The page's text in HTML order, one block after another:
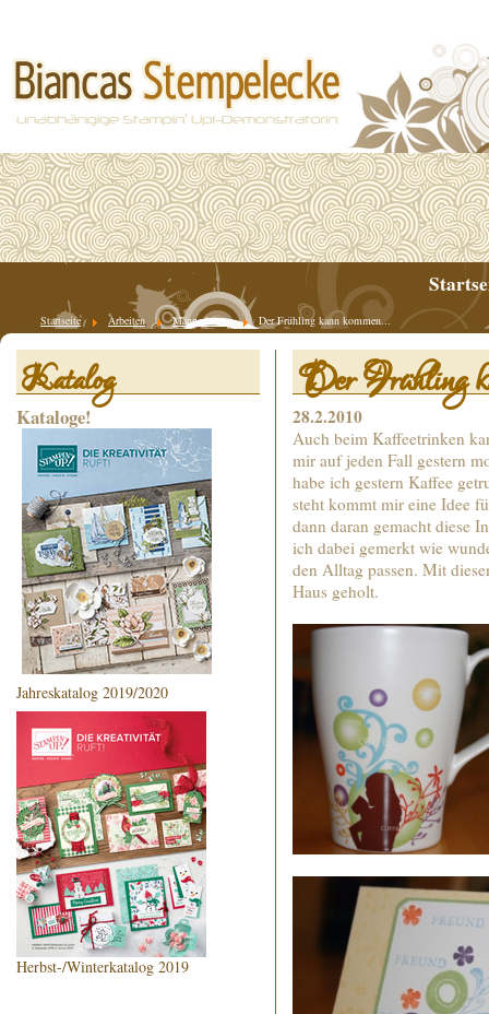
Startseite Arbeiten Männerkarten Der Frühling kann kommen...
Katalog
Kataloge!
Jahreskatalog 2019/2020
Herbst-/Winterkatalog 2019
Der Frühling
28.2.2010
Auch beim Kaffeetrinken
mir auf jeden Fall gestern
habe ich gestern Kaffee
steht kommt mir eine Idee
dann daran gemacht diese
ich dabei gemerkt wie
den Alltag passen. Mit
Haus geholt.